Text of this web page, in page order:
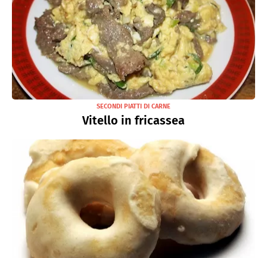
SECONDI PIATTI DI CARNE
Vitello in fricassea